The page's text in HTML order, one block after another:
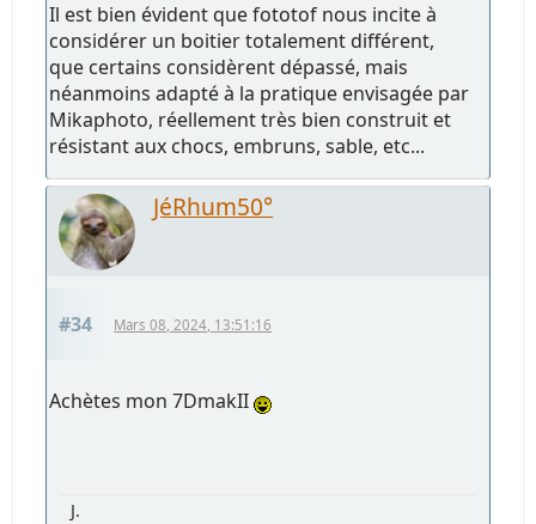
Il est bien évident que fototof nous incite à
considérer un boitier totalement différent,
que certains considèrent dépassé, mais
néanmoins adapté à la pratique envisagée par
Mikaphoto, réellement très bien construit et
résistant aux chocs, embruns, sable, etc...
JéRhum50°
#34 Mars 08, 2024, 13:51:16
Achètes mon 7DmakII
J.